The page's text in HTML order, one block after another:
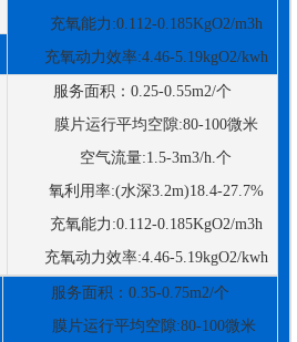
充氧能力:0.112-0.185KgO2/m3h
充氧动力效率:4.46-5.19kgO2/kwh
服务面积：0.25-0.55m2/个
膜片运行平均空隙:80-100微米
空气流量:1.5-3m3/h.个
氧利用率:(水深3.2m)18.4-27.7%
充氧能力:0.112-0.185KgO2/m3h
充氧动力效率:4.46-5.19kgO2/kwh
服务面积：0.35-0.75m2/个
膜片运行平均空隙:80-100微米